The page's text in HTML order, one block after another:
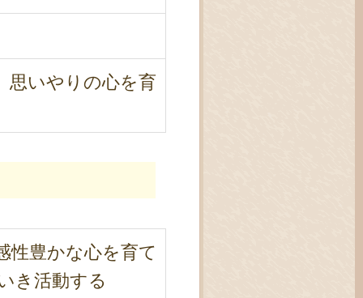
思いやりの心を育
性豊かな心を育て
き活動する